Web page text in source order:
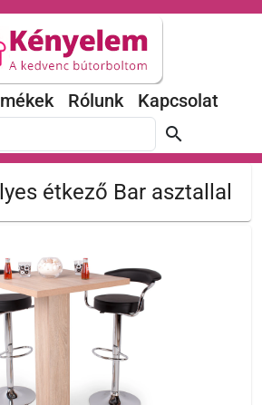
Rólunk
Kapcsolat
search
étkező Bar asztallal